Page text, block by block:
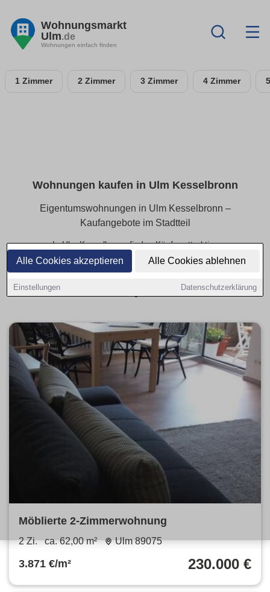
Alle Cookies akzeptieren Alle Cookies ablehnen
Einstellungen Datenschutzerklärung
Wohnungsmarkt
Ulm.de
Wohnungen einfach finden
1 Zimmer 2 Zimmer 3 Zimmer 4 Zimmer
Wohnungen kaufen in Ulm Kesselbronn
Eigentumswohnungen in Ulm Kesselbronn –
Kaufangebote im Stadtteil
In Ulm Kesselbronn finden Käufer attraktive
Eigentumswohnungen in beliebten Wohnlagen. Ob kleines
Apartment oder großzügige Eigentumswohnung – hier sind
Möblierte 2-Zimmerwohnung
2 Zi. ca. 62,00 m² Ulm 89075
3.871 €/m² 230.000 €